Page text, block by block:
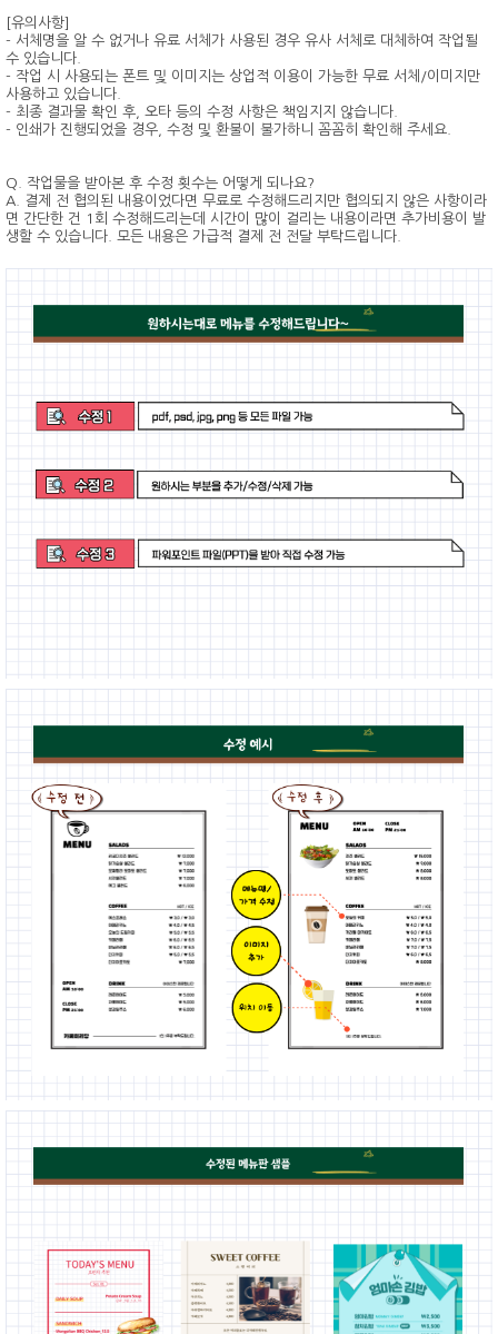
[유의사항]
- 서체명을 알 수 없거나 유료 서체가 사용된 경우 유사 서체로 대체하여 작업될
수 있습니다.
- 작업 시 사용되는 폰트 및 이미지는 상업적 이용이 가능한 무료 서체/이미지만
사용하고 있습니다.
- 최종 결과물 확인 후, 오타 등의 수정 사항은 책임지지 않습니다.
- 인쇄가 진행되었을 경우, 수정 및 환불이 불가하니 꼼꼼히 확인해 주세요.
Q. 작업물을 받아본 후 수정 횟수는 어떻게 되나요?
A. 결제 전 협의된 내용이었다면 무료로 수정해드리지만 협의되지 않은 사항이라
면 간단한 건 1회 수정해드리는데 시간이 많이 걸리는 내용이라면 추가비용이 발
생할 수 있습니다. 모든 내용은 가급적 결제 전 전달 부탁드립니다.